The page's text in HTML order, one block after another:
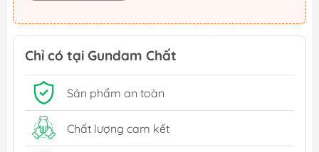
Chỉ có tại Gundam Chất
Sản phẩm an toàn
Chất lượng cam kết